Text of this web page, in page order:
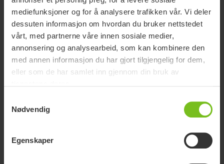
mediefunksjoner og for å analysere trafikken vår. Vi deler
dessuten informasjon om hvordan du bruker nettstedet
vårt, med partnerne våre innen sosiale medier,
annonsering og analysearbeid, som kan kombinere den
med annen informasjon du har gjort tilgjengelig for dem,
eller som de har samlet inn gjennom din bruk av
Nødvendig
Egenskaper
Molift Mover 205
Allround mobil personløfter for alle løftesituasjoner